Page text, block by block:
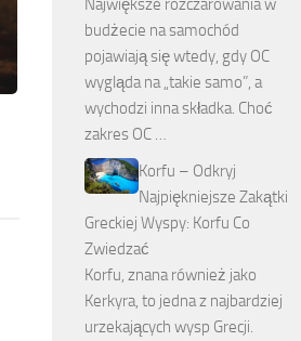
Największe rozczarowania w
budżecie na samochód
pojawiają się wtedy, gdy OC
wygląda na „takie samo”, a
wychodzi inna składka. Choć
zakres OC …
Korfu – Odkryj
Najpiękniejsze Zakątki
Greckiej Wyspy: Korfu Co
Zwiedzać
Korfu, znana również jako
Kerkyra, to jedna z najbardziej
urzekających wysp Grecji.